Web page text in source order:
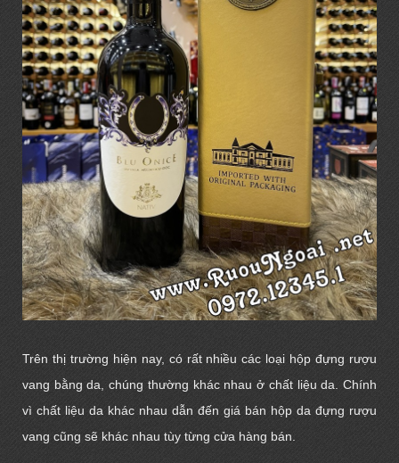
Trên thị trường hiện nay, có rất nhiều các loại hộp đựng rượu
vang bằng da, chúng thường khác nhau ở chất liệu da. Chính
vì chất liệu da khác nhau dẫn đến giá bán hộp da đựng rượu
vang cũng sẽ khác nhau tùy từng cửa hàng bán.